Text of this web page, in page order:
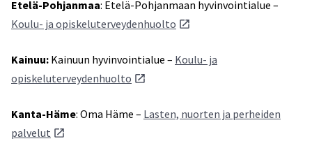
Etelä-Pohjanmaa: Etelä-Pohjanmaan hyvinvointialue –
Koulu- ja opiskeluterveydenhuolto
Kainuu: Kainuun hyvinvointialue – Koulu- ja
opiskeluterveydenhuolto
Kanta-Häme: Oma Häme – Lasten, nuorten ja perheiden
palvelut